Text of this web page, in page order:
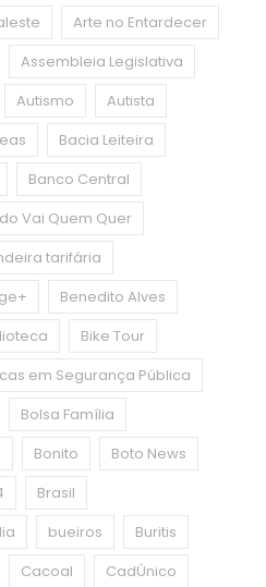
Arte no Entardecer
Assembleia Legislativa
Autismo
Autista
Bacia Leiteira
Banco Central
Vai Quem Quer
tarifária
Benedito Alves
Bike Tour
em Segurança Pública
Bolsa Família
Bonito
Boto News
Brasil
bueiros
Buritis
Cacoal
CadÚnico